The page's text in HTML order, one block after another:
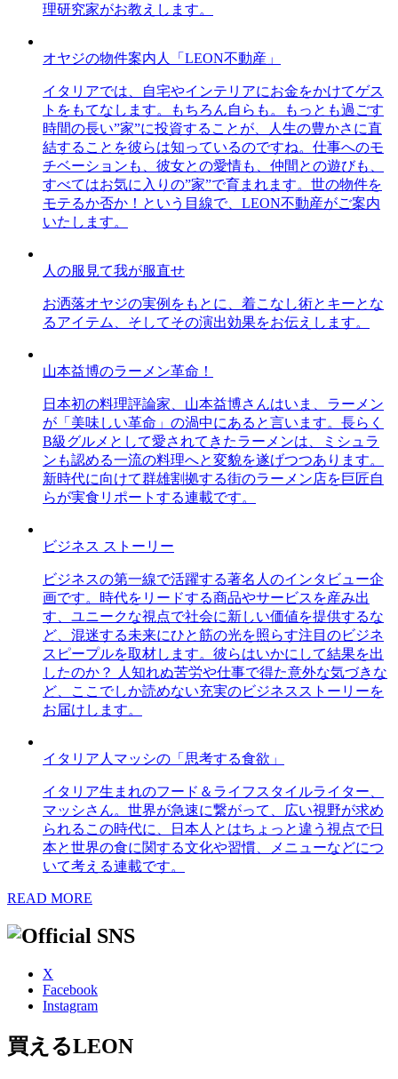
理研究家がお教えします。
オヤジの物件案内人「LEON不動産」
イタリアでは、自宅やインテリアにお金をかけてゲス
トをもてなします。もちろん自らも。もっとも過ごす
時間の長い”家”に投資することが、人生の豊かさに直
結することを彼らは知っているのですね。仕事へのモ
チベーションも、彼女との愛情も、仲間との遊びも、
すべてはお気に入りの”家”で育まれます。世の物件を
モテるか否か！という目線で、LEON不動産がご案内
いたします。
人の服見て我が服直せ
お洒落オヤジの実例をもとに、着こなし術とキーとな
るアイテム、そしてその演出効果をお伝えします。
山本益博のラーメン革命！
日本初の料理評論家、山本益博さんはいま、ラーメン
が「美味しい革命」の渦中にあると言います。長らく
B級グルメとして愛されてきたラーメンは、ミシュラ
ンも認める一流の料理へと変貌を遂げつつあります。
新時代に向けて群雄割拠する街のラーメン店を巨匠自
らが実食リポートする連載です。
ビジネス ストーリー
ビジネスの第一線で活躍する著名人のインタビュー企
画です。時代をリードする商品やサービスを産み出
す、ユニークな視点で社会に新しい価値を提供するな
ど、混迷する未来にひと筋の光を照らす注目のビジネ
スピープルを取材します。彼らはいかにして結果を出
したのか？ 人知れぬ苦労や仕事で得た意外な気づきな
ど、ここでしか読めない充実のビジネスストーリーを
お届けします。
イタリア人マッシの「思考する食欲」
イタリア生まれのフード＆ライフスタイルライター、
マッシさん。世界が急速に繋がって、広い視野が求め
られるこの時代に、日本人とはちょっと違う視点で日
本と世界の食に関する文化や習慣、メニューなどにつ
いて考える連載です。
READ MORE
X
Facebook
Instagram
買えるLEON